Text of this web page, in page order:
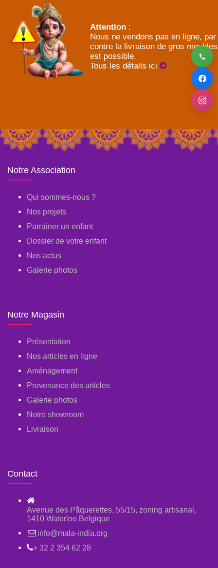
Attention :
Nous ne vendons pas en ligne, par
contre la livraison de gros meubles
est possible.
Tous les détails ici
Notre Association
Qui sommes-nous ?
Nos projets
Parrainer un enfant
Dossier de votre enfant
Nos actus
Galerie photos
Notre Magasin
Présentation
Nos articles en ligne
Aménagement
Provenance des articles
Galerie photos
Notre showroom
Livraison
Contact
Avenue des Pâquerettes, 55/15, zoning artisanal,
1410 Waterloo Belgique
info@mala-india.org
+ 32 2 354 62 28